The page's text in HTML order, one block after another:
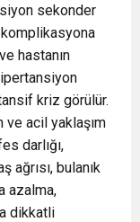
sekonder
hastanın
kriz görülür.
acil yaklaşım
darlığı,
ağrısı, bulanık
azalma,
dikkatli